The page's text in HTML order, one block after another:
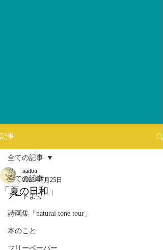
記事
全ての記事
ノートより
詩画集「natural tone tour」
本のこと
フリーペーパー
全ての記事
「夏の日和」
naitou
2023年7月25日